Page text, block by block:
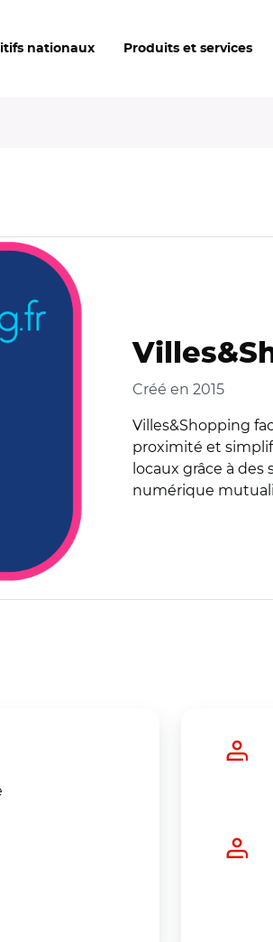
nationaux Produits et services
Créé en 2015
Villes&Shopping
proximité et
locaux grâce à
numérique